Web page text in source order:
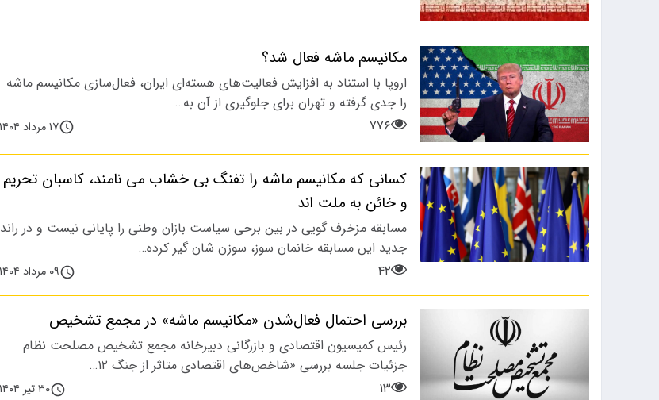
مکانیسم ماشه فعال شد؟
اروپا با استناد به افزایش فعالیت‌های هسته‌ای ایران، فعال‌سازی مکانیسم ماشه
را جدی گرفته و تهران برای جلوگیری از آن به…
۷۷۶
۱۷ مرداد ۱۴۰۴
کسانی که مکانیسم ماشه را تفنگ بی خشاب می نامند، کاسبان تحریم
و خائن به ملت اند
مسابقه مزخرف گویی در بین برخی سیاست بازان وطنی را پایانی نیست و در راند
جدید این مسابقه خانمان سوز، سوزن شان گیر کرده…
۴۲
۰۹ مرداد ۱۴۰۴
بررسی احتمال فعال‌شدن «مکانیسم ماشه» در مجمع تشخیص
رئیس کمیسیون اقتصادی و بازرگانی دبیرخانه مجمع تشخیص مصلحت نظام
جزئیات جلسه بررسی «شاخص‌های اقتصادی متاثر از جنگ ۱۲…
۱۳
۳۰ تیر ۱۴۰۴